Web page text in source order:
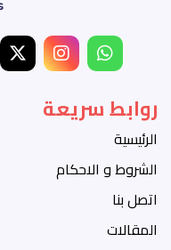
روابط سريعة
الرئيسية
الشروط و الاحكام
اتصل بنا
المقالات